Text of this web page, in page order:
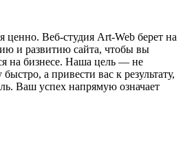
Веб-студия Art-Web берет на
и развитию сайта, чтобы вы
на бизнесе. Наша цель — не
а привести вас к результату,
Ваш успех напрямую означает